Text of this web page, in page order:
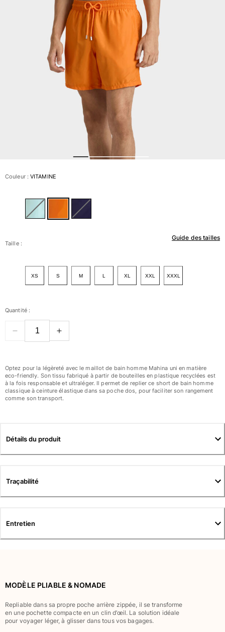
Slips de bain
Le Magique
Tous les articles
Prêt-à-porter
Chemises
Bermudas et Shorts
Pulls et Cardigans
Vestes et Manteaux
Grandes tailles
Tous les articles
Maillots de bain
Hauts
Bas
Tous les articles
Prêt-à-porter
Chemises
Tuniques
Garçon
Tous les articles
Maillots de bain
Couleur : VITAMINE
Guide des tailles
Taille :
XS S M L XL XXL XXXL
Quantité :
Optez pour la légèreté avec le maillot de bain homme Mahina uni en matière
eco-friendly. Son tissu fabriqué à partir de bouteilles en plastique recyclées est
à la fois responsable et ultraléger. Il permet de replier ce short de bain homme
classique à ceinture élastique dans sa poche dos, pour faciliter son rangement
comme son transport.
Détails du produit
Traçabilité
Entretien
MODÈLE PLIABLE & NOMADE
Repliable dans sa propre poche arrière zippée, il se transforme
en une pochette compacte en un clin d’œil. La solution idéale
pour voyager léger, à glisser dans tous vos bagages.